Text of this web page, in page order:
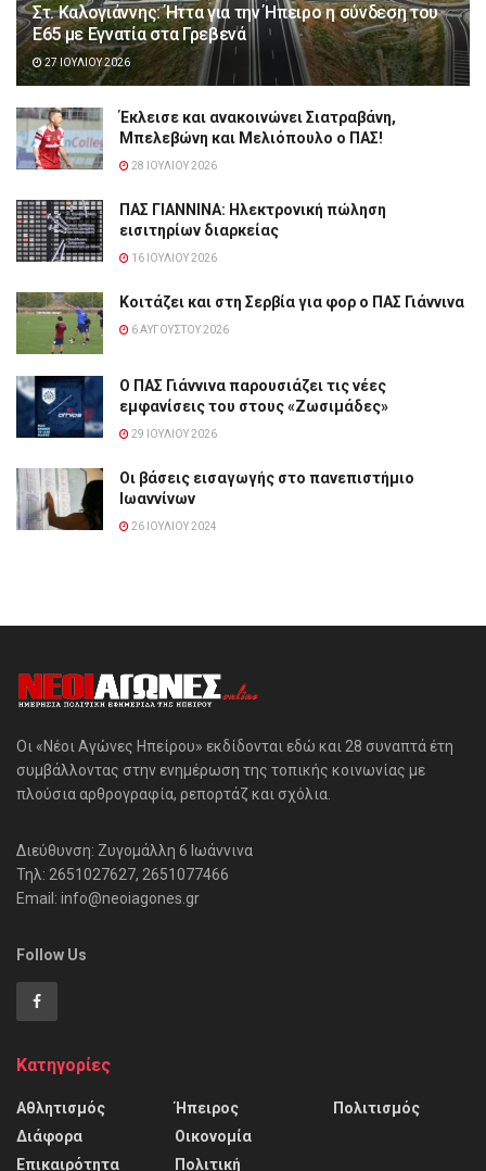
Στ. Καλογιάννης: Ήττα για την Ήπειρο η σύνδεση του
Ε65 με Εγνατία στα Γρεβενά
27 ΙΟΥΛΊΟΥ 2026
Έκλεισε και ανακοινώνει Σιατραβάνη,
Μπελεβώνη και Μελιόπουλο ο ΠΑΣ!
28 ΙΟΥΛΊΟΥ 2026
ΠΑΣ ΓΙΑΝΝΙΝΑ: Hλεκτρονική πώληση
εισιτηρίων διαρκείας
16 ΙΟΥΛΊΟΥ 2026
Κοιτάζει και στη Σερβία για φορ ο ΠΑΣ Γιάννινα
6 ΑΥΓΟΎΣΤΟΥ 2026
Ο ΠΑΣ Γιάννινα παρουσιάζει τις νέες
εμφανίσεις του στους «Ζωσιμάδες»
29 ΙΟΥΛΊΟΥ 2026
Οι βάσεις εισαγωγής στο πανεπιστήμιο
Ιωαννίνων
26 ΙΟΥΛΊΟΥ 2024
Οι «Νέοι Αγώνες Ηπείρου» εκδίδονται εδώ και 28 συναπτά έτη
συμβάλλοντας στην ενημέρωση της τοπικής κοινωνίας με
πλούσια αρθρογραφία, ρεπορτάζ και σχόλια.
Διεύθυνση: Ζυγομάλλη 6 Ιωάννινα
Τηλ: 2651027627, 2651077466
Email: info@neoiagones.gr
Follow Us
Κατηγορίες
Αθλητισμός
Διάφορα
Επικαιρότητα
Ήπειρος
Οικονομία
Πολιτική
Πολιτισμός